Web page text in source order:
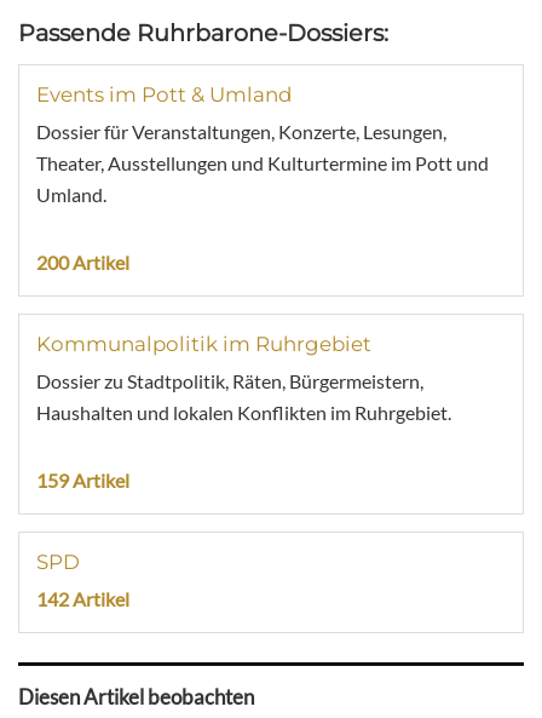
Passende Ruhrbarone-Dossiers:
Events im Pott & Umland
Dossier für Veranstaltungen, Konzerte, Lesungen,
Theater, Ausstellungen und Kulturtermine im Pott und
Umland.
200 Artikel
Kommunalpolitik im Ruhrgebiet
Dossier zu Stadtpolitik, Räten, Bürgermeistern,
Haushalten und lokalen Konflikten im Ruhrgebiet.
159 Artikel
SPD
142 Artikel
Diesen Artikel beobachten